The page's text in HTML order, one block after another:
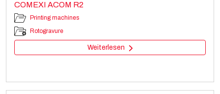
COMEXI ACOM R2
Printing machines
Rotogravure
Weiterlesen